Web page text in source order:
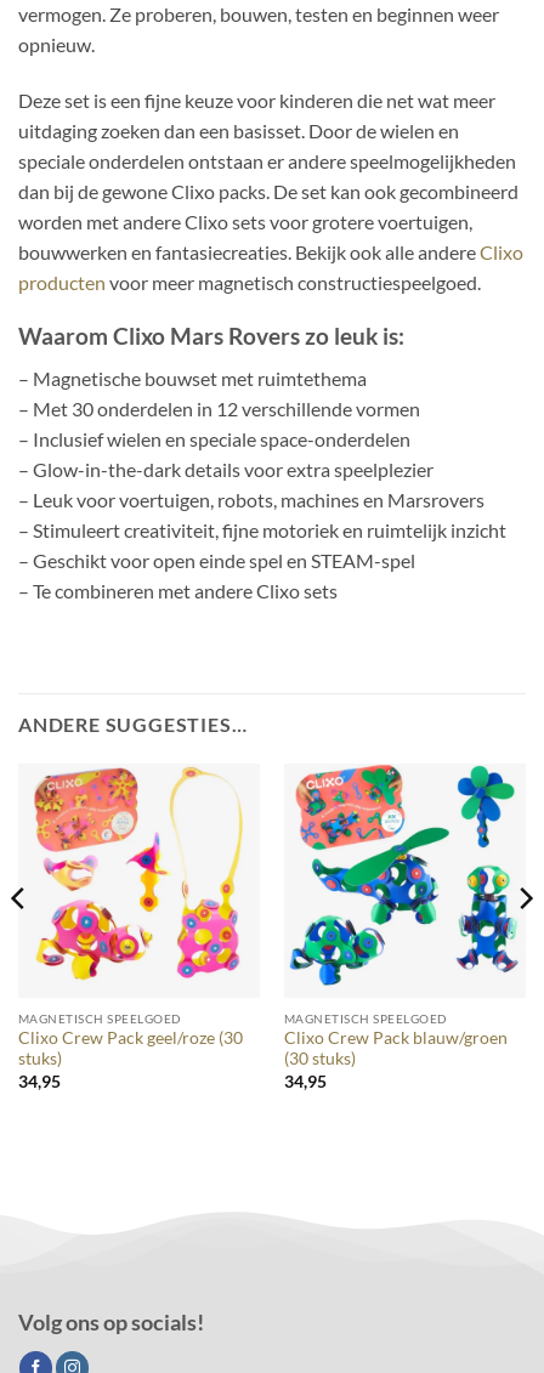
vermogen. Ze proberen, bouwen, testen en beginnen weer
opnieuw.
Deze set is een fijne keuze voor kinderen die net wat meer
uitdaging zoeken dan een basisset. Door de wielen en
speciale onderdelen ontstaan er andere speelmogelijkheden
dan bij de gewone Clixo packs. De set kan ook gecombineerd
worden met andere Clixo sets voor grotere voertuigen,
bouwwerken en fantasiecreaties. Bekijk ook alle andereClixo
producten voor meer magnetisch constructiespeelgoed.
Waarom Clixo Mars Rovers zo leuk is:
– Magnetische bouwset met ruimtethema
– Met 30 onderdelen in 12 verschillende vormen
– Inclusief wielen en speciale space-onderdelen
– Glow-in-the-dark details voor extra speelplezier
– Leuk voor voertuigen, robots, machines en Marsrovers
– Stimuleert creativiteit, fijne motoriek en ruimtelijk inzicht
– Geschikt voor open einde spel en STEAM-spel
– Te combineren met andere Clixo sets
ANDERE SUGGESTIES…
MAGNETISCH SPEELGOED
Clixo Crew Pack geel/roze (30
stuks)
34,95
MAGNETISCH SPEELGOED
Clixo Crew Pack blauw/groen
(30 stuks)
34,95
Volg ons op socials!